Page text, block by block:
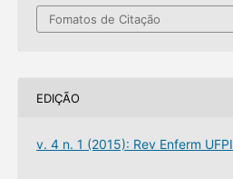
Fomatos de Citação
EDIÇÃO
v. 4 n. 1 (2015): Rev Enferm UFPI